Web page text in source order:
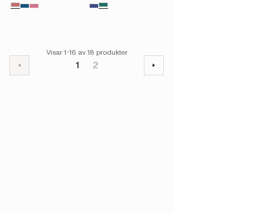
Visar 1-16 av 18 produkter
1 2